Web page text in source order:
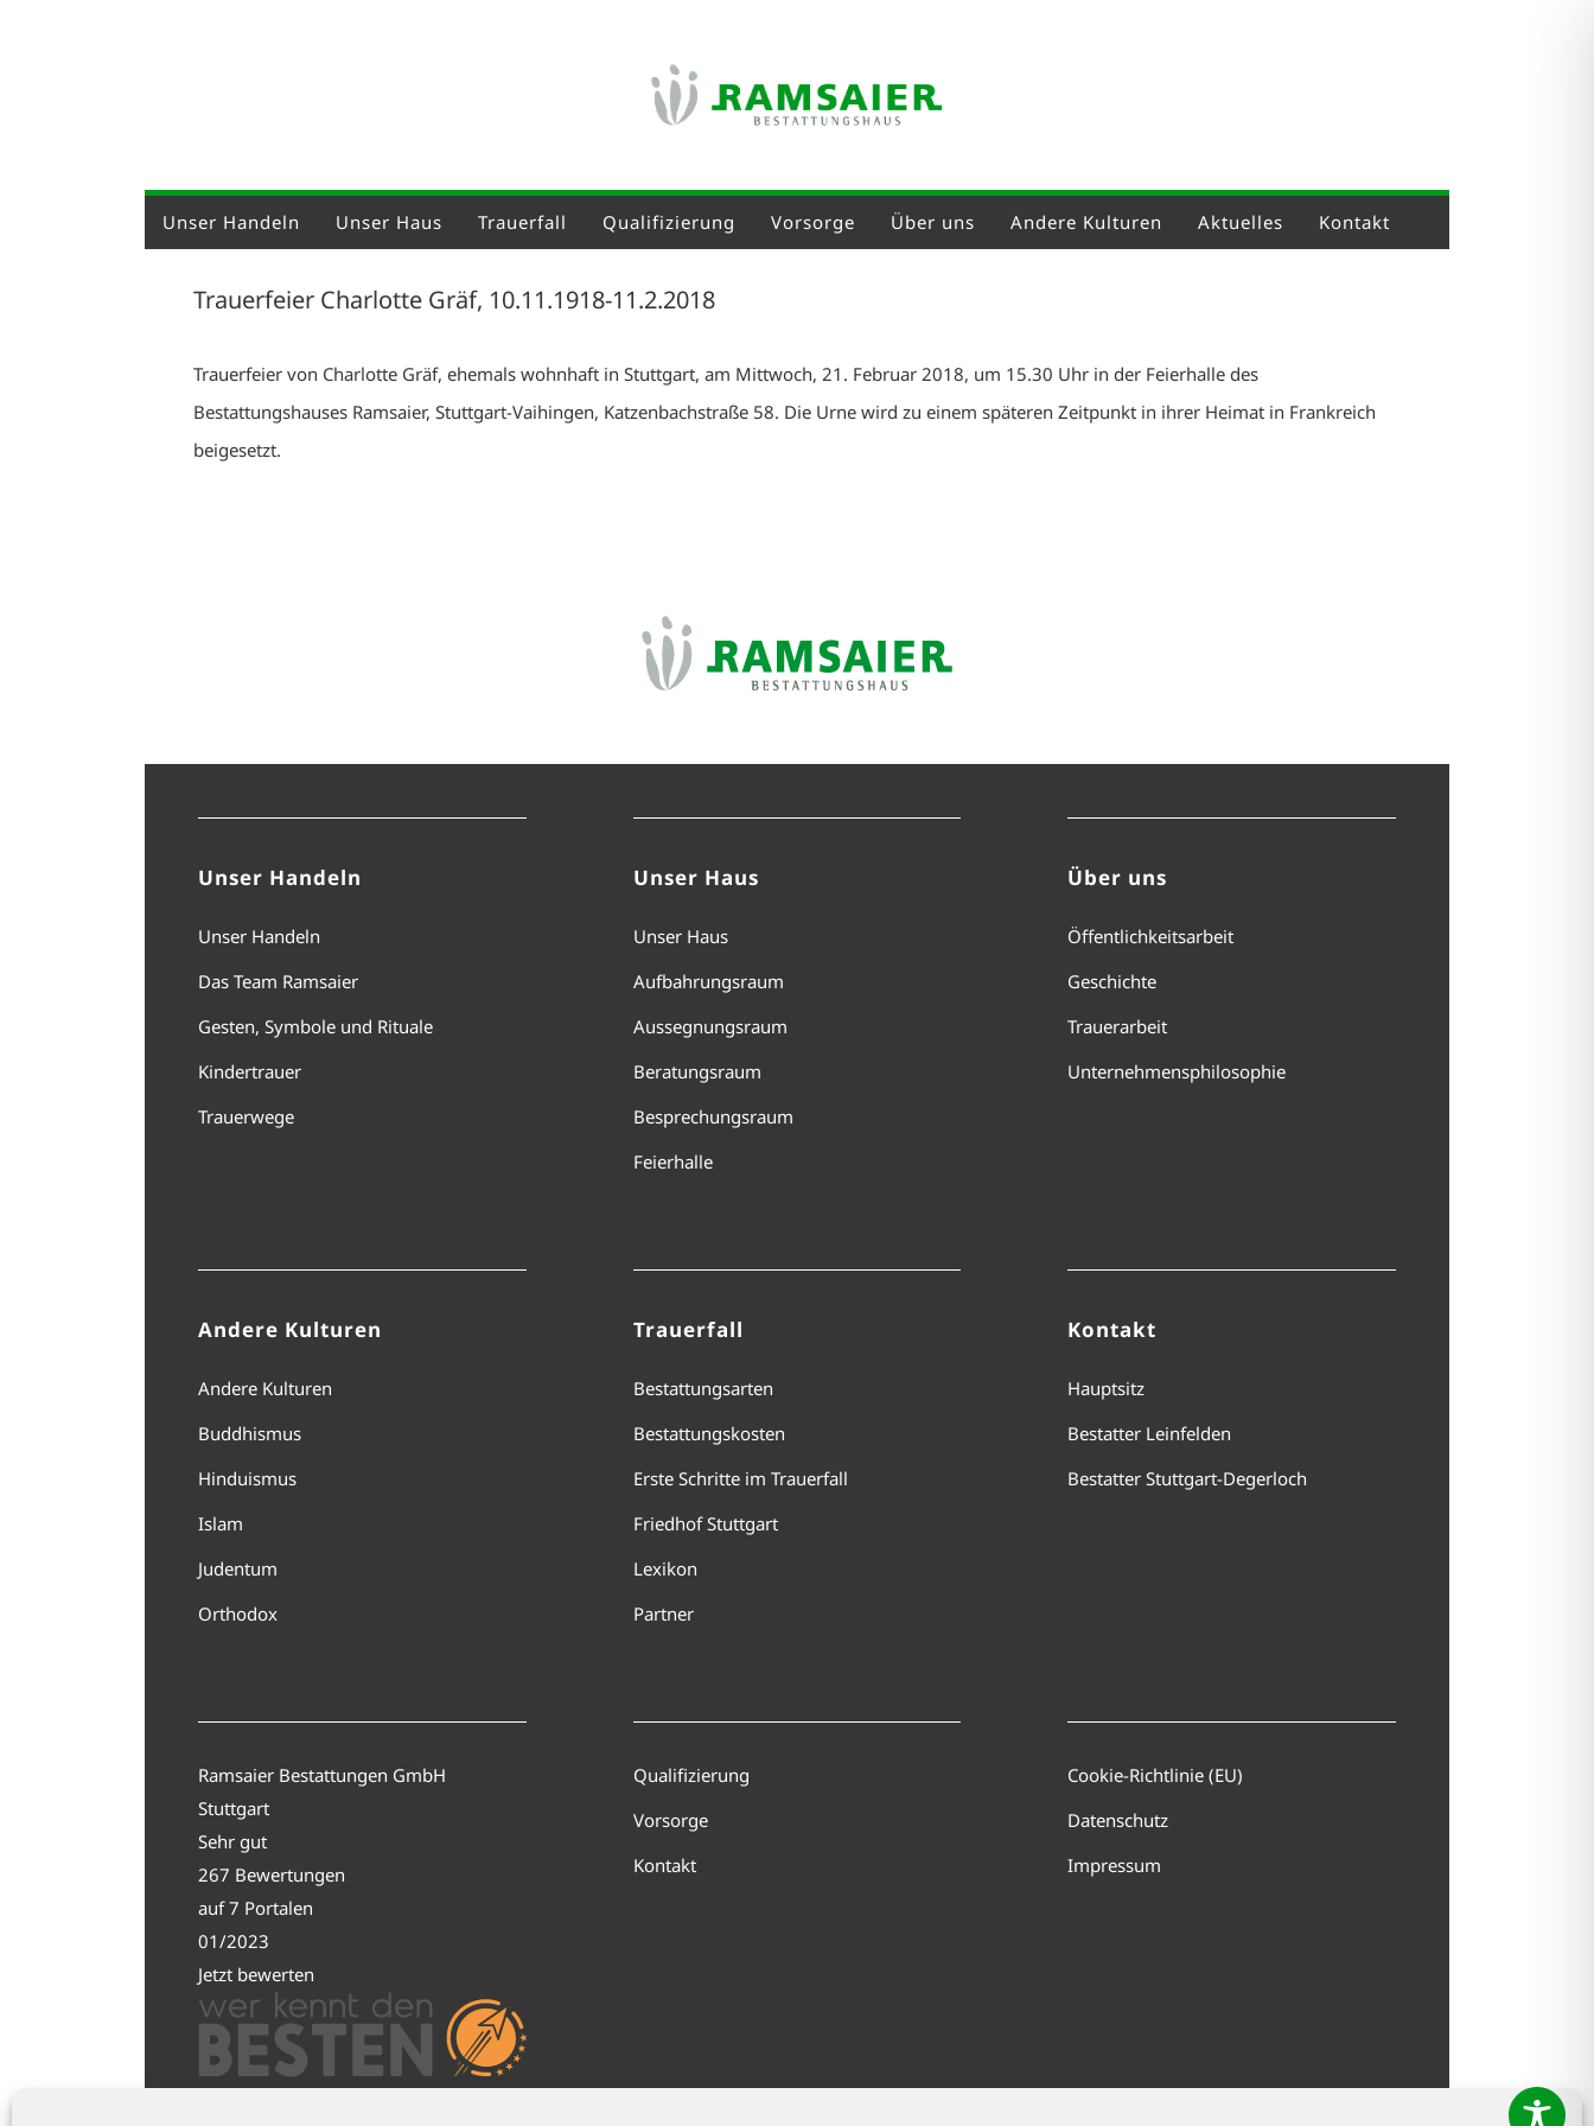
Unser Handeln Unser Haus Trauerfall Qualifizierung Vorsorge Über uns Andere Kulturen Aktuelles Kontakt
Trauerfeier Charlotte Gräf, 10.11.1918-11.2.2018
Trauerfeier von Charlotte Gräf, ehemals wohnhaft in Stuttgart, am Mittwoch, 21. Februar 2018, um 15.30 Uhr in der Feierhalle des
Bestattungshauses Ramsaier, Stuttgart-Vaihingen, Katzenbachstraße 58. Die Urne wird zu einem späteren Zeitpunkt in ihrer Heimat in Frankreich
beigesetzt.
Unser Handeln
Unser Handeln
Das Team Ramsaier
Gesten, Symbole und Rituale
Kindertrauer
Trauerwege
Andere Kulturen
Andere Kulturen
Buddhismus
Hinduismus
Islam
Judentum
Orthodox
Ramsaier Bestattungen GmbH
Stuttgart
Sehr gut
267 Bewertungen
auf 7 Portalen
01/2023
Jetzt bewerten
Unser Haus
Unser Haus
Aufbahrungsraum
Aussegnungsraum
Beratungsraum
Besprechungsraum
Feierhalle
Trauerfall
Bestattungsarten
Bestattungskosten
Erste Schritte im Trauerfall
Friedhof Stuttgart
Lexikon
Partner
Qualifizierung
Vorsorge
Kontakt
Über uns
Öffentlichkeitsarbeit
Geschichte
Trauerarbeit
Unternehmensphilosophie
Kontakt
Hauptsitz
Bestatter Leinfelden
Bestatter Stuttgart-Degerloch
Cookie-Richtlinie (EU)
Datenschutz
Impressum